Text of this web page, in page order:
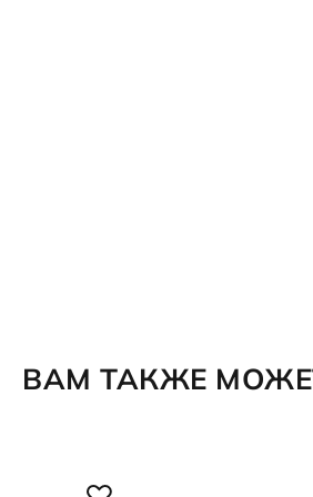
ВАМ ТАКЖЕ